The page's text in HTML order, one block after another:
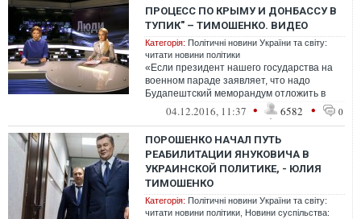
ПРОЦЕСС ПО КРЫМУ И ДОНБАССУ В
ТУПИК" – ТИМОШЕНКО. ВИДЕО
Категорія: Політичні новини України та світу:
читати новини політики
«Если президент нашего государства на
военном параде заявляет, что надо
Будапештский меморандум отложить в
сторону и не возлагать на него надежды -
04.12.2016, 11:37 • 6582 • 0
ПОРОШЕНКО НАЧАЛ ПУТЬ
РЕАБИЛИТАЦИИ ЯНУКОВИЧА В
УКРАИНСКОЙ ПОЛИТИКЕ, - ЮЛИЯ
ТИМОШЕНКО
Категорія: Політичні новини України та світу:
читати новини політики Новини суспільства: